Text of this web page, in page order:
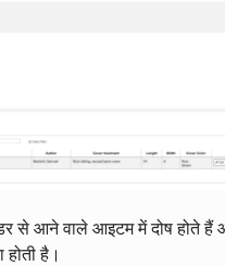
से आने वाले आइटम में दोष होते हैं
है।